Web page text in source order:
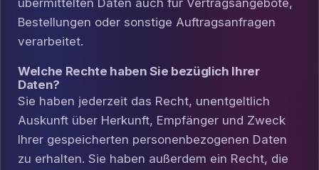
übermittelten Daten auch für Vertragsangebote,
Bestellungen oder sonstige Auftragsanfragen
verarbeitet.
Welche Rechte haben Sie bezüglich Ihrer
Daten?
Sie haben jederzeit das Recht, unentgeltlich
Auskunft über Herkunft, Empfänger und Zweck
Ihrer gespeicherten personenbezogenen Daten
zu erhalten. Sie haben außerdem ein Recht, die